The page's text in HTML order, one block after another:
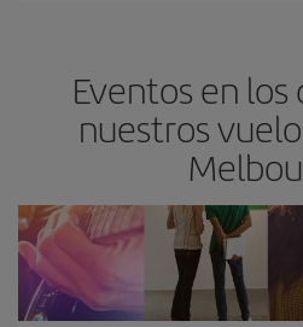
Eventos en los
nuestros